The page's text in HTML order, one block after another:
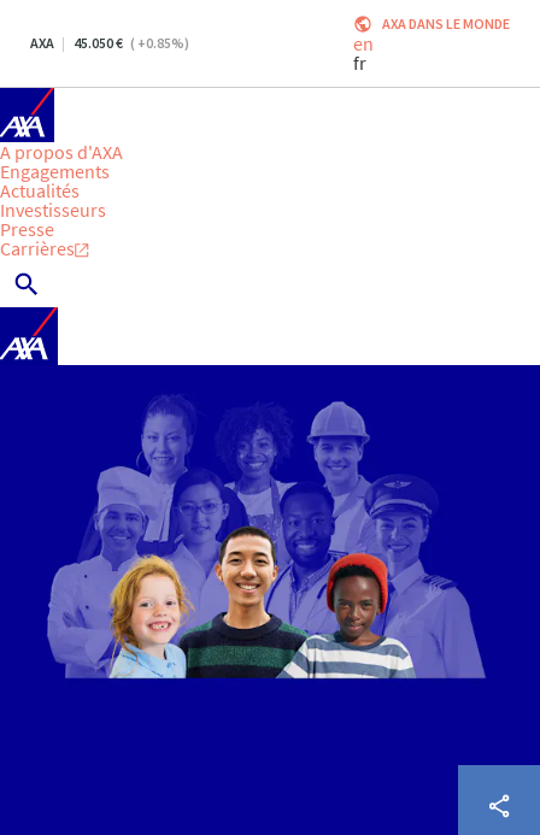
AXA 45.050 ( +0.85%)
AXA DANS LE MONDE
en
fr
A propos d'AXA
Engagements
Actualités
Investisseurs
Presse
Carrières